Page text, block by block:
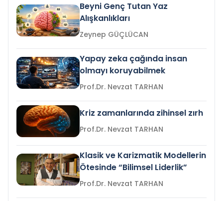
Beyni Genç Tutan Yaz
Alışkanlıkları
Zeynep GÜÇLÜCAN
Yapay zeka çağında insan
olmayı koruyabilmek
Prof.Dr. Nevzat TARHAN
Kriz zamanlarında zihinsel zırh
Prof.Dr. Nevzat TARHAN
Klasik ve Karizmatik Modellerin
Ötesinde “Bilimsel Liderlik”
Prof.Dr. Nevzat TARHAN